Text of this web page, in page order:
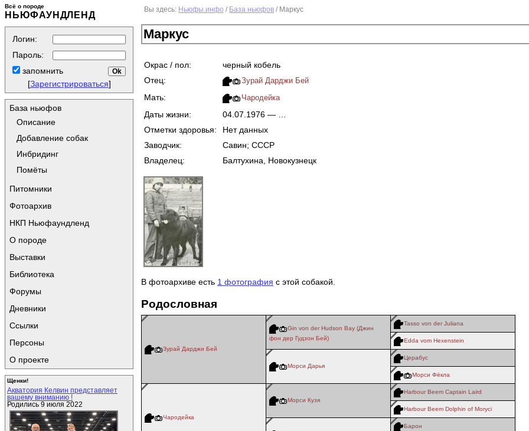
Всё о породе
НЬЮФАУНДЛЕНД
Логин:
Пароль:
запомнить
[Зарегистрироваться]
База ньюфов
Описание
Добавление собак
Инбридинг
Помёты
Питомники
Фотоархив
НКП Ньюфаундленд
О породе
Выставки
Библиотека
Форумы
Дневники
Ссылки
Персоны
О проекте
Щенки!
Акватория Келвин представляет
вашему вниманию !
Родились 9 июля 2022
Вы здесь: Ньюфы.инфо / База ньюфов / Маркус
Маркус
Окрас / пол:
черный кобель
Отец:
Зурай Дарджи Бей
Мать: Чародейка
Даты жизни:
04.07.1976 — …
Отметки здоровья:
Нет данных
Заводчик:
Савин; СССР
Владелец:
Балтухина, Новокузнецк
В фотоархиве есть 1 фотография с этой собакой.
Родословная
Зурай Дарджи Бей
Gin von der Hudson Bay (Джин
фон дер Гудзон Бей)
Tasso von der Juliana
Edda vom Hexenstein
Морси Дарья
Церабус
Морси Фёкла
Чародейка
Морси Кузя
Harbour Beem Captain Laird
Harbour Beem Dolphin of Moryci
Барон